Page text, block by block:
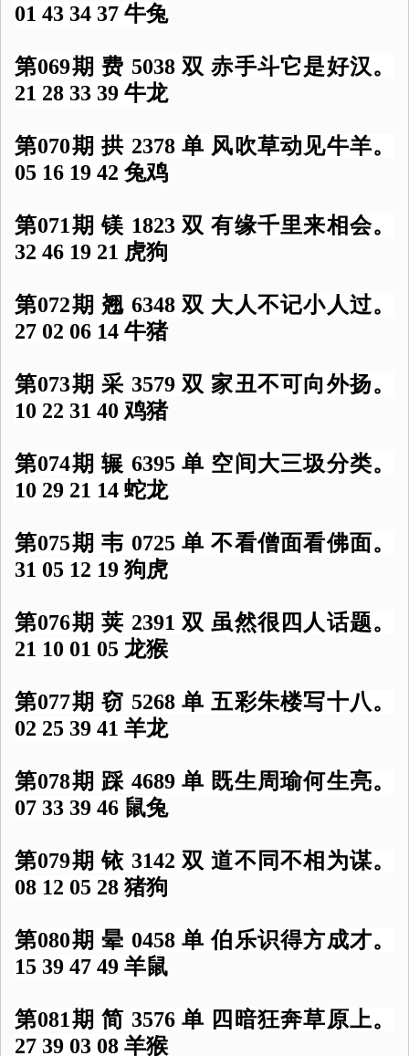
01 43 34 37 牛兔
第069期 费 5038 双 赤手斗它是好汉。
21 28 33 39 牛龙
第070期 拱 2378 单 风吹草动见牛羊。
05 16 19 42 兔鸡
第071期 镁 1823 双 有缘千里来相会。
32 46 19 21 虎狗
第072期 翘 6348 双 大人不记小人过。
27 02 06 14 牛猪
第073期 采 3579 双 家丑不可向外扬。
10 22 31 40 鸡猪
第074期 辗 6395 单 空间大三圾分类。
10 29 21 14 蛇龙
第075期 韦 0725 单 不看僧面看佛面。
31 05 12 19 狗虎
第076期 荚 2391 双 虽然很四人话题。
21 10 01 05 龙猴
第077期 窃 5268 单 五彩朱楼写十八。
02 25 39 41 羊龙
第078期 踩 4689 单 既生周瑜何生亮。
07 33 39 46 鼠兔
第079期 铱 3142 双 道不同不相为谋。
08 12 05 28 猪狗
第080期 晕 0458 单 伯乐识得方成才。
15 39 47 49 羊鼠
第081期 简 3576 单 四暗狂奔草原上。
27 39 03 08 羊猴